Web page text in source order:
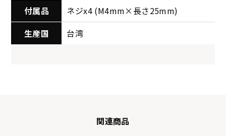
付属品
ネジx4 (M4mm×長さ25mm)
生産国
台湾
関連商品